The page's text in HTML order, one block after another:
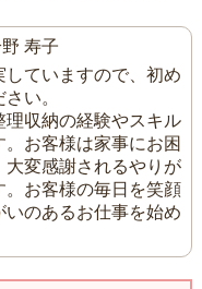
寿子
していますので、初め
い。
理収納の経験やスキル
お客様は家事にお困
大変感謝されるやりが
。お客様の毎日を笑顔
いのあるお仕事を始め